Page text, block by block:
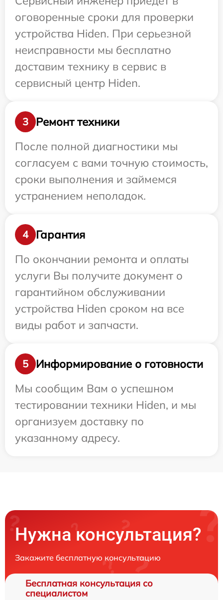
оговоренные сроки для проверки
устройства Hiden. При серьезной
неисправности мы бесплатно
доставим технику в сервис в
сервисный центр Hiden.
3
Ремонт техники
После полной диагностики мы
согласуем с вами точную стоимость,
сроки выполнения и займемся
устранением неполадок.
4
Гарантия
По окончании ремонта и оплаты
услуги Вы получите документ о
гарантийном обслуживании
устройства Hiden сроком на все
виды работ и запчасти.
5
Информирование о готовности
Мы сообщим Вам о успешном
тестировании техники Hiden, и мы
организуем доставку по
указанному адресу.
Нужна консультация?
Закажите бесплатную консультацию
Бесплатная консультация со
специалистом